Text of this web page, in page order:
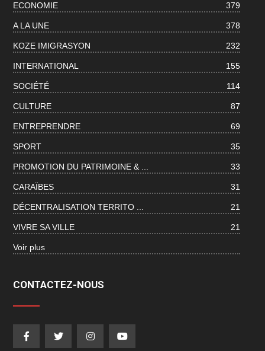
ECONOMIE 379
A LA UNE 378
KOZE IMIGRASYON 232
INTERNATIONAL 155
SOCIÉTÉ 114
CULTURE 87
ENTREPRENDRE 69
SPORT 35
PROMOTION DU PATRIMOINE & ... 33
CARAÏBES 31
DÉCENTRALISATION TERRITO ... 21
VIVRE SA VILLE 21
Voir plus
CONTACTEZ-NOUS